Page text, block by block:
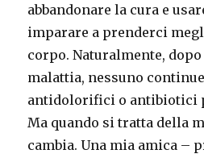
abbandonare la cura e
imparare a prenderci
corpo. Naturalmente,
malattia, nessuno
antidolorifici o antibiotici
Ma quando si tratta della
cambia. Una mia amica –